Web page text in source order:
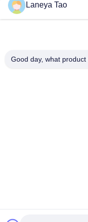
Laneya Tao
Good day, what